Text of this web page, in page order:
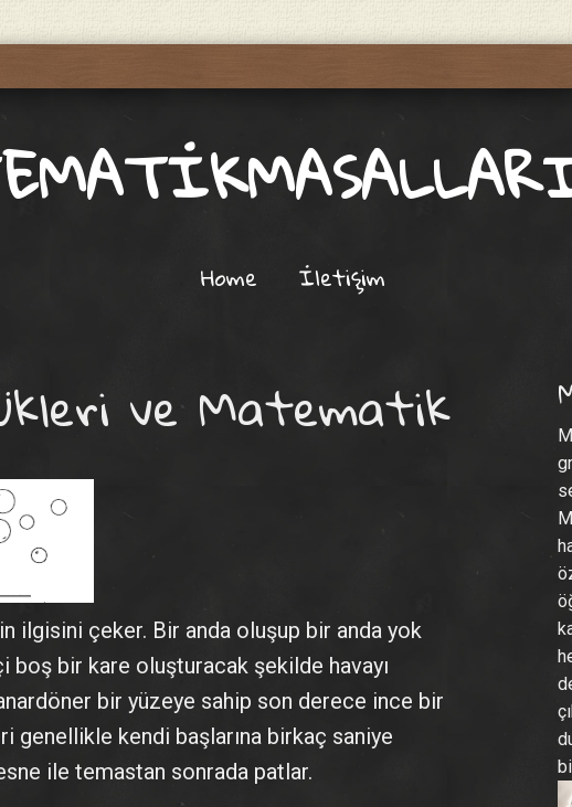
Home İletişim
ve Matematik
ilgisini çeker. Bir anda oluşup bir anda yok
boş bir kare oluşturacak şekilde havayı
bir yüzeye sahip son derece ince bir
genellikle kendi başlarına birkaç saniye
ile temastan sonrada patlar.